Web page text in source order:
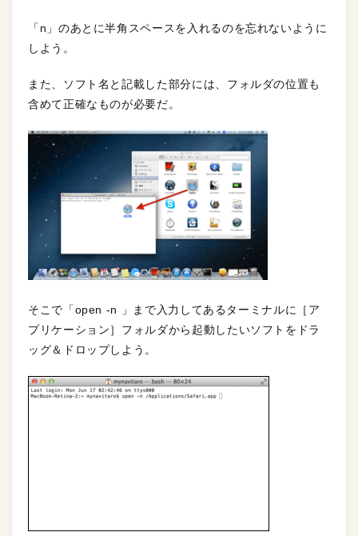
「n」のあとに半角スペースを入れるのを忘れないように
しよう。
また、ソフト名と記載した部分には、フォルダの位置も
含めて正確なものが必要だ。
そこで「open -n 」まで入力してあるターミナルに［ア
プリケーション］フォルダから起動したいソフトをドラ
ッグ＆ドロップしよう。